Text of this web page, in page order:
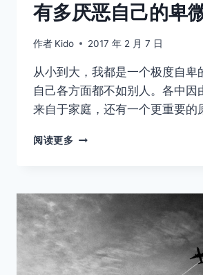
有多厌恶自己的卑
作者 Kido 2017 年 2 月 7 日
从小到大，我都是一个极度自卑
自己各方面都不如别人。各中因
来自于家庭，还有一个更重要的
阅读更多
恋
的
繁
华，